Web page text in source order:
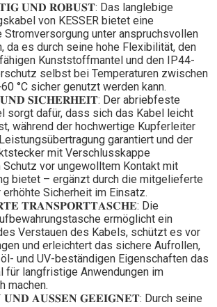
𝐔𝐍𝐃 𝐑𝐎𝐁𝐔𝐒𝐓: Das langlebige
von KESSER bietet eine
Stromversorgung unter anspruchsvollen
da es durch seine hohe Flexibilität, den
Kunststoffmantel und den IP44-
selbst bei Temperaturen zwischen
°C sicher genutzt werden kann.
𝐒𝐈𝐂𝐇𝐄𝐑𝐇𝐄𝐈𝐓: Der abriebfeste
sorgt dafür, dass sich das Kabel leicht
während der hochwertige Kupferleiter
garantiert und der
mit Verschlusskappe
vor ungewolltem Kontakt mit
bietet – ergänzt durch die mitgelieferte
Sicherheit im Einsatz.
𝐓𝐑𝐀𝐍𝐒𝐏𝐎𝐑𝐓𝐓𝐀𝐒𝐂𝐇𝐄: Die
ermöglicht ein
Verstauen des Kabels, schützt es vor
und erleichtert das sichere Aufrollen,
und UV-beständigen Eigenschaften das
für langfristige Anwendungen im
machen.
𝐀𝐔𝐒𝐒𝐄𝐍 𝐆𝐄𝐄𝐈𝐆𝐍𝐄𝐓: Durch seine